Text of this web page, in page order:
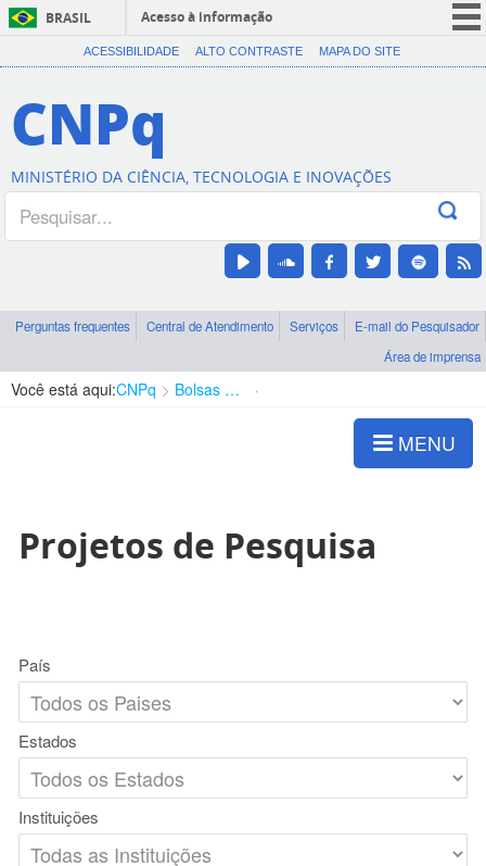
BRASIL
Acesso à informação
CORONAVÍRUS (COVID-19)
Canais
ACESSIBILIDADE ALTO CONTRASTE MAPA DO SITE
CNPq
MINISTÉRIO DA CIÊNCIA, TECNOLOGIA E INOVAÇÕES
Perguntas frequentes Central de Atendimento Serviços
E-mail do Pesquisador
Área de imprensa
Você está aqui:CNPq Bolsas e Auxílios Vigentes
MENU
Projetos de Pesquisa
País
Estados
Instituições